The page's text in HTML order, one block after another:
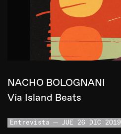
NACHO BOLOGNANI
Vía Island Beats
Entrevista JUE 26 DIC 2019